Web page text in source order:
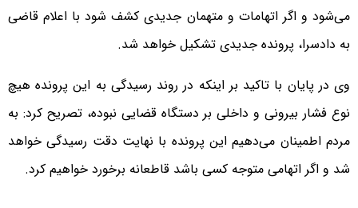
می‌شود و اگر اتهامات و متهمان جدیدی کشف شود با اعلام قاضی
به دادسرا، پرونده جدیدی تشکیل خواهد شد.
وی در پایان با تاکید بر اینکه در روند رسیدگی به این پرونده هیچ
نوع فشار بیرونی و داخلی بر دستگاه قضایی نبوده، تصریح کرد: به
مردم اطمینان می‌دهیم این پرونده با نهایت دقت رسیدگی خواهد
شد و اگر اتهامی متوجه کسی باشد قاطعانه برخورد خواهیم کرد.